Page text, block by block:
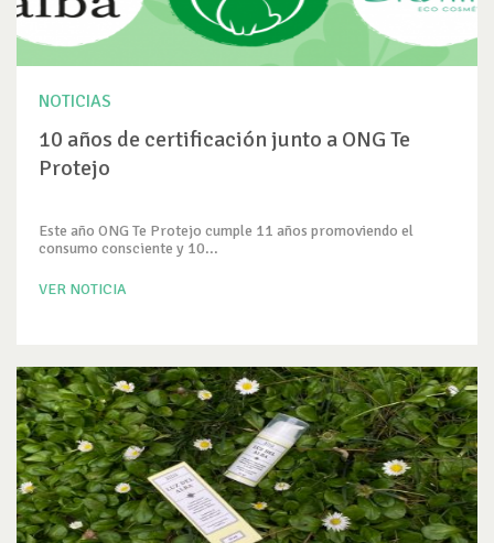
NOTICIAS
10 años de certificación junto a ONG Te
Protejo
Este año ONG Te Protejo cumple 11 años promoviendo el
consumo consciente y 10...
VER NOTICIA